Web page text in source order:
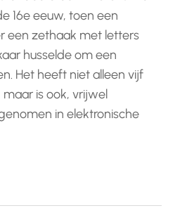
16e eeuw, toen een
een zethaak met letters
husselde om een
Het heeft niet alleen vijf
is ook, vrijwel
in elektronische